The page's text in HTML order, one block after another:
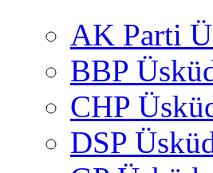
AK Parti
BBP
CHP
DSP